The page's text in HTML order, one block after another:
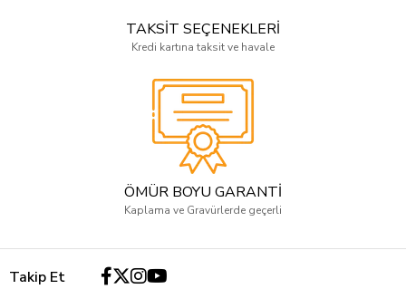
TAKSİT SEÇENEKLERİ
Kredi kartına taksit ve havale
ÖMÜR BOYU GARANTİ
Kaplama ve Gravürlerde geçerli
Takip Et